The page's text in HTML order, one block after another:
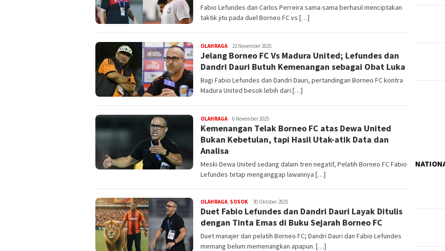
Fabio Lefundes dan Carlos Perreira sama-sama berhasil menciptakan
taktik jitu pada duel Borneo FC vs […]
OLAHRAGAeditoredaksi
22 November 2025
Jelang Borneo FC Vs Madura United; Lefundes dan
Dandri Dauri Butuh Kemenangan sebagai Obat Luka
Bagi Fabio Lefundes dan Dandri Dauri, pertandingan Borneo FC kontra
Madura United besok lebih dari […]
OLAHRAGAeditoredaksi
6 November 2025
Kemenangan Telak Borneo FC atas Dewa United
Bukan Kebetulan, tapi Hasil Utak-atik Data dan
Analisa
Meski Dewa United sedang dalam tren negatif, Pelatih Borneo FC Fabio
Lefundes tetap menganggap lawannya […]
OLAHRAGA SOSOKeditoredaksi
30 Oktober 2025
Duet Fabio Lefundes dan Dandri Dauri Layak Ditulis
dengan Tinta Emas di Buku Sejarah Borneo FC
Duet manajer dan pelatih Borneo FC; Dandri Dauri dan Fabio Lefundes
memang belum memenangkan apapun. […]